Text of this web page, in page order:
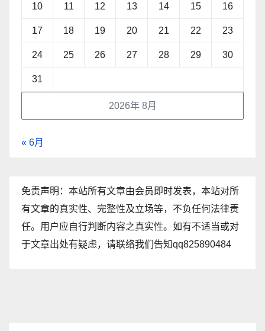
2026年 8月
10 11 12 13 14 15 16
17 18 19 20 21 22 23
24 25 26 27 28 29 30
31
« 6月
免责声明：本站所有文章由会员即时发表，本站对所
有文章的真实性、完整性及立场等，不负任何法律责
任。用户应自行判断内容之真实性。如有不适当或对
于文章出处有疑虑，请联络我们告知qq825890484